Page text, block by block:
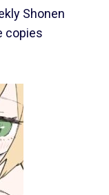
Shonen
copies